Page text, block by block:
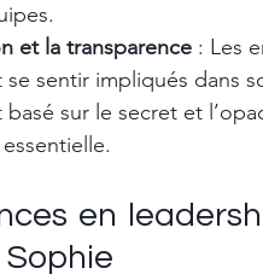
et la transparence : Les
se sentir impliqués dans
basé sur le secret et
en